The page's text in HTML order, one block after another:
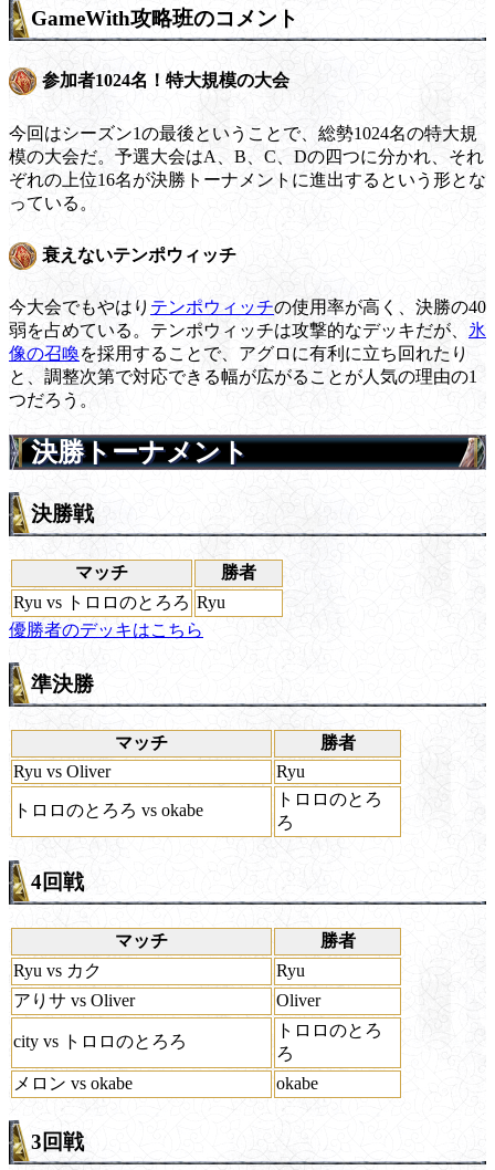
GameWith攻略班のコメント
参加者1024名！特大規模の大会
今回はシーズン1の最後ということで、総勢1024名の特大規
模の大会だ。予選大会はA、B、C、Dの四つに分かれ、それ
ぞれの上位16名が決勝トーナメントに進出するという形とな
っている。
衰えないテンポウィッチ
今大会でもやはり テンポウィッチの使用率が高く、決勝の40
弱を占めている。テンポウィッチは攻撃的なデッキだが、 氷
像の召喚を採用することで、アグロに有利に立ち回れたり
と、調整次第で対応できる幅が広がることが人気の理由の1
つだろう。
決勝トーナメント
決勝戦
マッチ
勝者
Ryu vs トロロのとろろ Ryu
優勝者のデッキはこちら
準決勝
マッチ
勝者
Ryu vs Oliver
Ryu
トロロのとろろ vs okabe
トロロのとろ
ろ
4回戦
マッチ
勝者
Ryu vs カク
Ryu
アりサ vs Oliver
Oliver
city vs トロロのとろろ
トロロのとろ
ろ
メロン vs okabe
okabe
3回戦